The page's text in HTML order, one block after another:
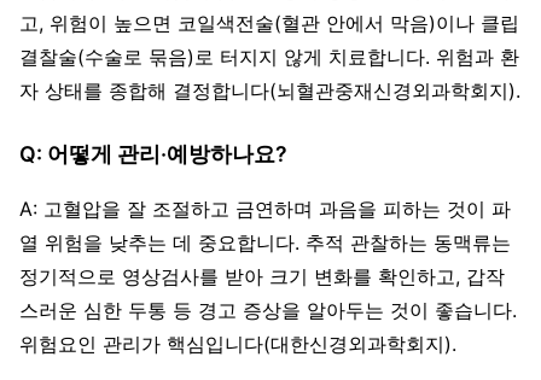
고, 위험이 높으면 코일색전술(혈관 안에서 막음)이나 클립
결찰술(수술로 묶음)로 터지지 않게 치료합니다. 위험과 환
자 상태를 종합해 결정합니다(뇌혈관중재신경외과학회지).
Q: 어떻게 관리·예방하나요?
A: 고혈압을 잘 조절하고 금연하며 과음을 피하는 것이 파
열 위험을 낮추는 데 중요합니다. 추적 관찰하는 동맥류는
정기적으로 영상검사를 받아 크기 변화를 확인하고, 갑작
스러운 심한 두통 등 경고 증상을 알아두는 것이 좋습니다.
위험요인 관리가 핵심입니다(대한신경외과학회지).